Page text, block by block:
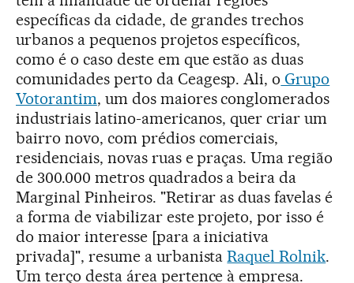
específicas da cidade, de grandes trechos
urbanos a pequenos projetos específicos,
como é o caso deste em que estão as duas
comunidades perto da Ceagesp. Ali, o Grupo
Votorantim, um dos maiores conglomerados
industriais latino-americanos, quer criar um
bairro novo, com prédios comerciais,
residenciais, novas ruas e praças. Uma região
de 300.000 metros quadrados a beira da
Marginal Pinheiros. "Retirar as duas favelas é
a forma de viabilizar este projeto, por isso é
do maior interesse [para a iniciativa
privada]", resume a urbanistaRaquel Rolnik.
Um terço desta área pertence à empresa.